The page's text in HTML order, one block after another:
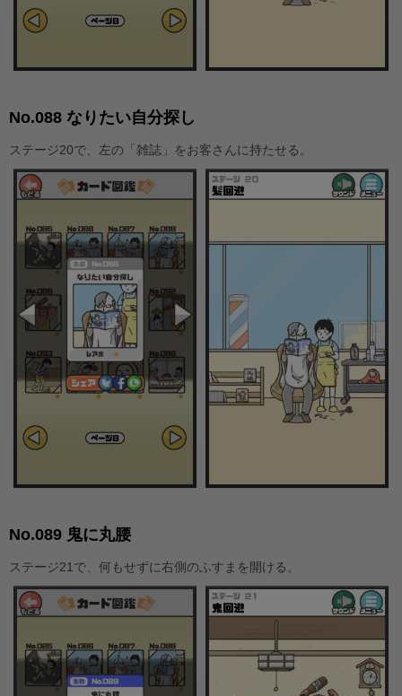
No.088 なりたい自分探し
ステージ20で、左の「雑誌」をお客さんに持たせる。
No.089 鬼に丸腰
ステージ21で、何もせずに右側のふすまを開ける。